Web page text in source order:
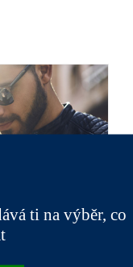
ti na výběr, co